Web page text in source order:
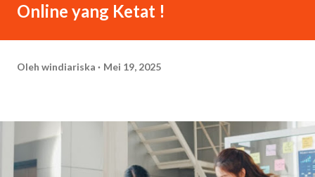
Online yang Ketat !
Oleh windiariska Mei 19, 2025